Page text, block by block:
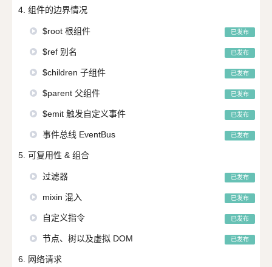
4. 组件的边界情况
$root 根组件 已发布
$ref 别名 已发布
$children 子组件 已发布
$parent 父组件 已发布
$emit 触发自定义事件 已发布
事件总线 EventBus 已发布
5. 可复用性 & 组合
过滤器 已发布
mixin 混入 已发布
自定义指令 已发布
节点、树以及虚拟 DOM 已发布
6. 网络请求